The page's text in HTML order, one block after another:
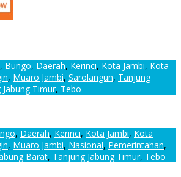
, Bungo, Daerah, Kerinci, Kota Jambi, Kota
, Muaro Jambi, Sarolangun, Tanjung
Jabung Timur, Tebo
, Daerah, Kerinci, Kota Jambi, Kota
, Muaro Jambi, Nasional, Pemerintahan,
Barat, Tanjung Jabung Timur, Tebo